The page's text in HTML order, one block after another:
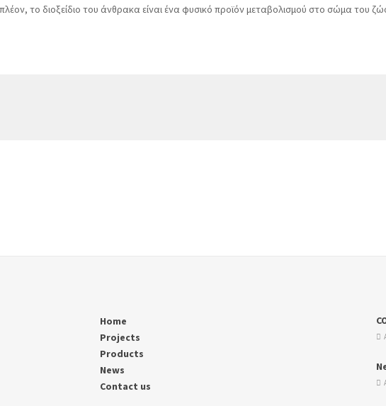
το διοξείδιο του άνθρακα είναι ένα φυσικό προϊόν μεταβολισμού στο σώμα του
Home
Projects
Products
News
Contact us